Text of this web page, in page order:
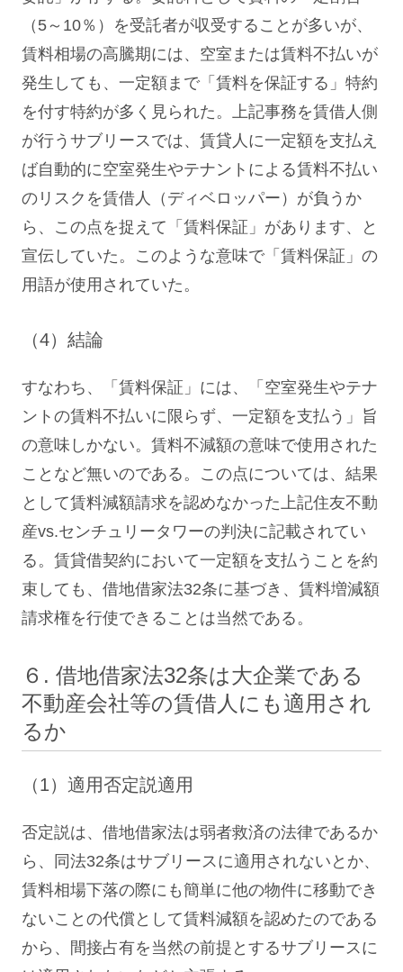
（5～10％）を受託者が収受することが多いが、
賃料相場の高騰期には、空室または賃料不払いが
発生しても、一定額まで「賃料を保証する」特約
を付す特約が多く見られた。上記事務を賃借人側
が行うサブリースでは、賃貸人に一定額を支払え
ば自動的に空室発生やテナントによる賃料不払い
のリスクを賃借人（ディベロッパー）が負うか
ら、この点を捉えて「賃料保証」があります、と
宣伝していた。このような意味で「賃料保証」の
用語が使用されていた。
（4）結論
すなわち、「賃料保証」には、「空室発生やテナ
ントの賃料不払いに限らず、一定額を支払う」旨
の意味しかない。賃料不減額の意味で使用された
ことなど無いのである。この点については、結果
として賃料減額請求を認めなかった上記住友不動
産vs.センチュリータワーの判決に記載されてい
る。賃貸借契約において一定額を支払うことを約
束しても、借地借家法32条に基づき、賃料増減額
請求権を行使できることは当然である。
６. 借地借家法32条は大企業である
不動産会社等の賃借人にも適用され
るか
（1）適用否定説適用
否定説は、借地借家法は弱者救済の法律であるか
ら、同法32条はサブリースに適用されないとか、
賃料相場下落の際にも簡単に他の物件に移動でき
ないことの代償として賃料減額を認めたのである
から、間接占有を当然の前提とするサブリースに